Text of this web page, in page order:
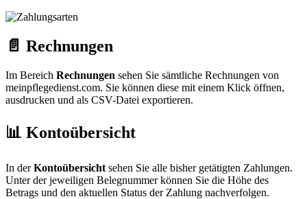
📄 Rechnungen
Im Bereich Rechnungen sehen Sie sämtliche Rechnungen von
meinpflegedienst.com. Sie können diese mit einem Klick öffnen,
ausdrucken und als CSV-Datei exportieren.
📊 Kontoübersicht
In derKontoübersicht sehen Sie alle bisher getätigten Zahlungen.
Unter der jeweiligen Belegnummer können Sie die Höhe des
Betrags und den aktuellen Status der Zahlung nachverfolgen.